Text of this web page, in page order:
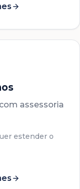
assessoria
estender o